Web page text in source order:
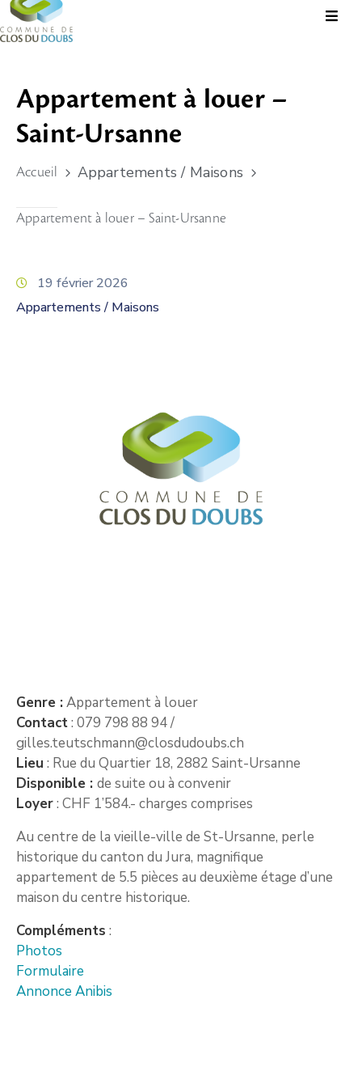
Administration
Guichet
Locale
&
Culture
Appartement à louer –
Saint-Ursanne
Accueil Appartements / Maisons
Appartement à louer – Saint-Ursanne
19 février 2026
Appartements / Maisons
Genre :Appartement à louer
Contact: 079 798 88 94 /
gilles.teutschmann@closdudoubs.ch
Lieu : Rue du Quartier 18, 2882 Saint-Ursanne
Disponible : de suite ou à convenir
Loyer: CHF 1’584.- charges comprises
Au centre de la vieille-ville de St-Ursanne, perle
historique du canton du Jura, magnifique
appartement de 5.5 pièces au deuxième étage d’une
maison du centre historique.
Compléments :
Photos
Formulaire
Annonce Anibis